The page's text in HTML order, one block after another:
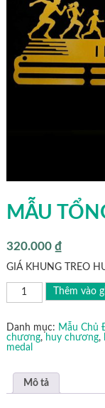
MẪU
320.000 ₫
GIÁ KHUNG TREO
MẪU
TỔNG
HỢP
số
lượng
Thêm vào
Danh mục: Mẫu Chủ
chương, huy chương,
medal
Mô tả